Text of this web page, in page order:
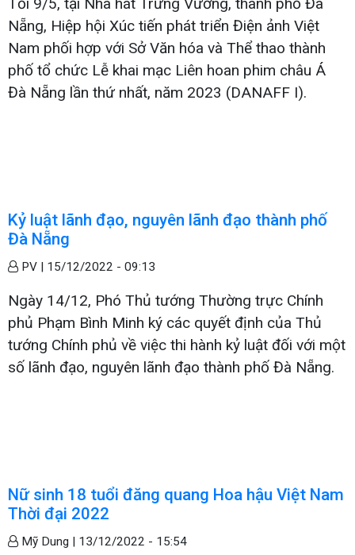
Nẵng, Hiệp hội Xúc tiến phát triển Điện ảnh Việt
Nam phối hợp với Sở Văn hóa và Thể thao thành
phố tổ chức Lễ khai mạc Liên hoan phim châu Á
Đà Nẵng lần thứ nhất, năm 2023 (DANAFF I).
Kỷ luật lãnh đạo, nguyên lãnh đạo thành phố
Đà Nẵng
PV | 15/12/2022 - 09:13
Ngày 14/12, Phó Thủ tướng Thường trực Chính
phủ Phạm Bình Minh ký các quyết định của Thủ
tướng Chính phủ về việc thi hành kỷ luật đối với một
số lãnh đạo, nguyên lãnh đạo thành phố Đà Nẵng.
Nữ sinh 18 tuổi đăng quang Hoa hậu Việt Nam
Thời đại 2022
Mỹ Dung | 13/12/2022 - 15:54